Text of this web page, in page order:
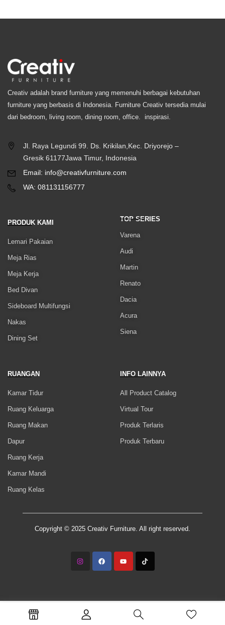
Creativ adalah brand furniture yang memenuhi berbagai kebutuhan
furniture yang berbasis di Indonesia. Furniture Creativ tersedia mulai
dari bedroom, living room, dining room, office. inspirasi.
Jl. Raya Legundi 99. Ds. Krikilan,Kec. Driyorejo –
Gresik 61177Jawa Timur, Indonesia
Email: info@creativfurniture.com
WA: 081131156777
PRODUK KAMI
Lemari Pakaian
Meja Rias
Meja Kerja
Bed Divan
Sideboard Multifungsi
Nakas
Dining Set
TOP SERIES
Varena
Audi
Martin
Renato
Dacia
Acura
Siena
RUANGAN
Kamar Tidur
Ruang Keluarga
Ruang Makan
Dapur
Ruang Kerja
Kamar Mandi
Ruang Kelas
INFO LAINNYA
All Product Catalog
Virtual Tour
Produk Terlaris
Produk Terbaru
Copyright © 2025 Creativ Furniture. All right reserved.